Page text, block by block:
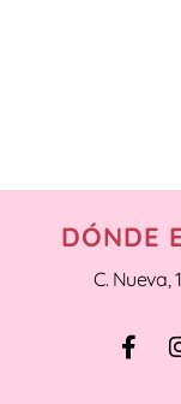
DÓNDE
C. Nueva,